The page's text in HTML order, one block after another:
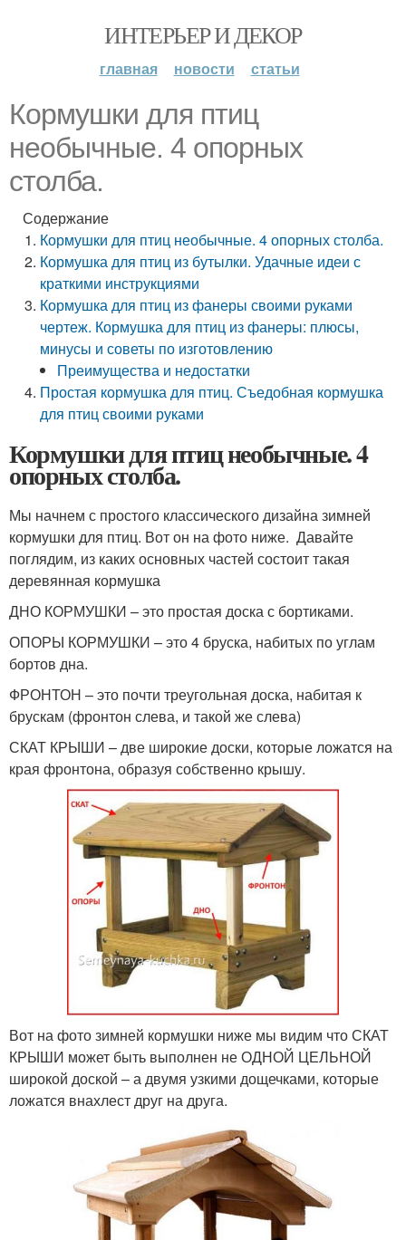
ИНТЕРЬЕР И ДЕКОР
главная новости статьи
Кормушки для птиц
необычные. 4 опорных
столба.
Содержание
Кормушки для птиц необычные. 4 опорных столба.
Кормушка для птиц из бутылки. Удачные идеи с
краткими инструкциями
Кормушка для птиц из фанеры своими руками
чертеж. Кормушка для птиц из фанеры: плюсы,
минусы и советы по изготовлению
Преимущества и недостатки
Простая кормушка для птиц. Съедобная кормушка
для птиц своими руками
Кормушки для птиц необычные. 4
опорных столба.
Мы начнем с простого классического дизайна зимней
кормушки для птиц. Вот он на фото ниже. Давайте
поглядим, из каких основных частей состоит такая
деревянная кормушка
ДНО КОРМУШКИ – это простая доска с бортиками.
ОПОРЫ КОРМУШКИ – это 4 бруска, набитых по углам
бортов дна.
ФРОНТОН – это почти треугольная доска, набитая к
брускам (фронтон слева, и такой же слева)
СКАТ КРЫШИ – две широкие доски, которые ложатся на
края фронтона, образуя собственно крышу.
Вот на фото зимней кормушки ниже мы видим что СКАТ
КРЫШИ может быть выполнен не ОДНОЙ ЦЕЛЬНОЙ
широкой доской – а двумя узкими дощечками, которые
ложатся внахлест друг на друга.